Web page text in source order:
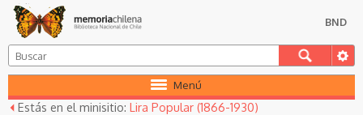
BND
Menú
Estás en el minisitio: Lira Popular (1866-1930)